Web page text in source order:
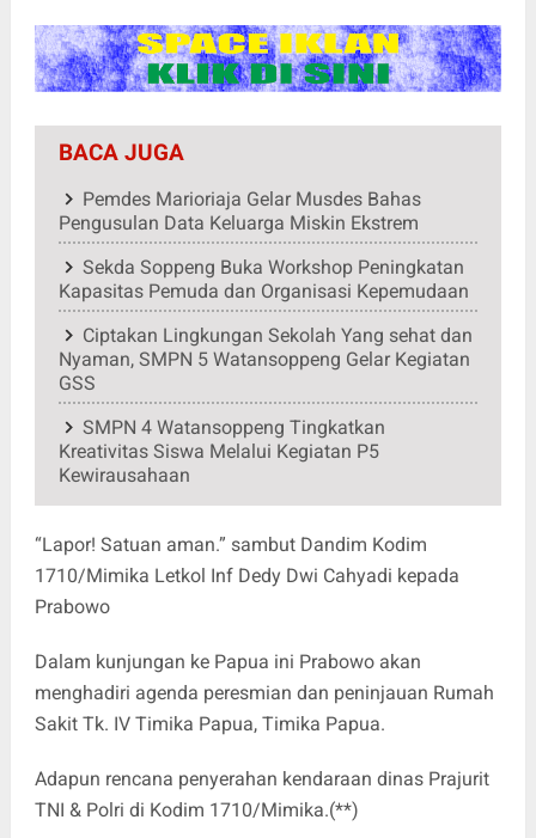
BACA JUGA
Pemdes Marioriaja Gelar Musdes Bahas
Pengusulan Data Keluarga Miskin Ekstrem
Sekda Soppeng Buka Workshop Peningkatan
Kapasitas Pemuda dan Organisasi Kepemudaan
Ciptakan Lingkungan Sekolah Yang sehat dan
Nyaman, SMPN 5 Watansoppeng Gelar Kegiatan
GSS
SMPN 4 Watansoppeng Tingkatkan
Kreativitas Siswa Melalui Kegiatan P5
Kewirausahaan
“Lapor! Satuan aman.” sambut Dandim Kodim
1710/Mimika Letkol Inf Dedy Dwi Cahyadi kepada
Prabowo
Dalam kunjungan ke Papua ini Prabowo akan
menghadiri agenda peresmian dan peninjauan Rumah
Sakit Tk. IV Timika Papua, Timika Papua.
Adapun rencana penyerahan kendaraan dinas Prajurit
TNI & Polri di Kodim 1710/Mimika.(**)